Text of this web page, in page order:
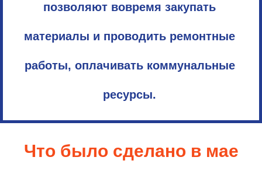
позволяют вовремя закупать
материалы и проводить ремонтные
работы, оплачивать коммунальные
ресурсы.
Что было сделано в мае